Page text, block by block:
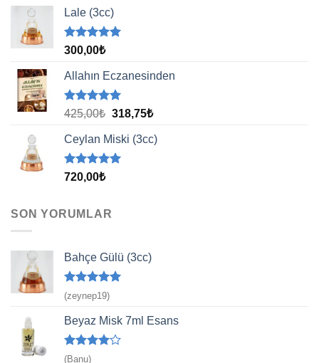
aldı
Lale (3cc)
5 üzerinden
aldı
300,00₺
Allahın Eczanesinden
5 üzerinden
aldı
425,00₺ Orijinal
425,00₺.
318,75₺Şu
fiyat:
Ceylan Miski (3cc)
5 üzerinden
720,00₺
SON YORUMLAR
Bahçe Gülü (3cc)
5 üzerinden
5
oy aldı
(zeynep19)
Beyaz Misk 7ml Esans
5
(Banu)